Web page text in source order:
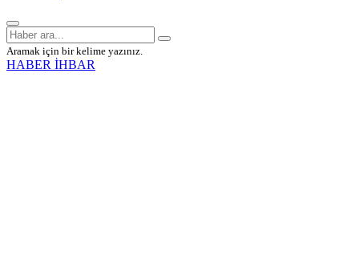
Aramak için bir kelime yazınız.
HABER İHBAR